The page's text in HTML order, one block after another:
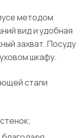
методом
вид и удобная
захват. Посуду
шкафу.
стали